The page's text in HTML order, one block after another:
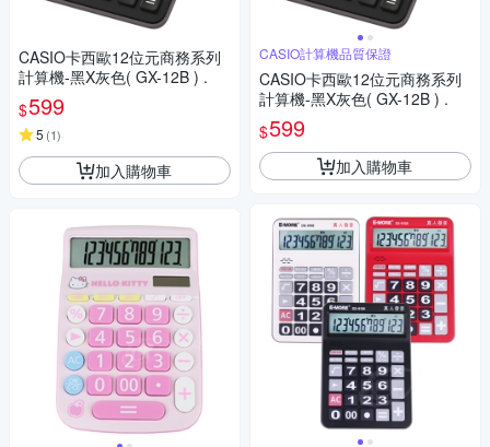
CASIO卡西歐12位元商務系列
計算機-黑X灰色( GX-12B ) .
$599
5 (1)
加入購物車
CASIO計算機品質保證
CASIO卡西歐12位元商務系列
計算機-黑X灰色( GX-12B ) .
$599
加入購物車